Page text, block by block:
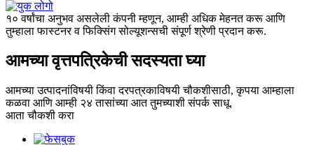
१० वर्षांचा अनुभव असलेली कंपनी म्हणून, आम्ही अधिक मेहनत करू आणि
तुम्हाला फास्टनर व फिक्सिंग सोल्यूशन्सची संपूर्ण श्रेणी प्रदान करू.
आमच्या वृत्तपत्रिकेची सदस्यता घ्या
आमच्या उत्पादनांविषयी किंवा दरपत्रकाविषयी चौकशीसाठी, कृपया आम्हाला
कळवा आणि आम्ही २४ तासांच्या आत तुमच्याशी संपर्क साधू.
आता चौकशी करा